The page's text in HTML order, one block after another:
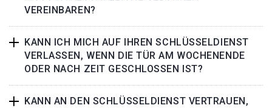
VEREINBAREN?
KANN ICH MICH AUF IHREN SCHLÜSSELDIENST
VERLASSEN, WENN DIE TÜR AM WOCHENENDE
ODER NACH ZEIT GESCHLOSSEN IST?
KANN AN DEN SCHLÜSSELDIENST VERTRAUEN,